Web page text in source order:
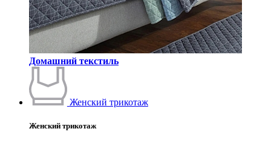
Домашний текстиль
Женский трикотаж
Женский трикотаж